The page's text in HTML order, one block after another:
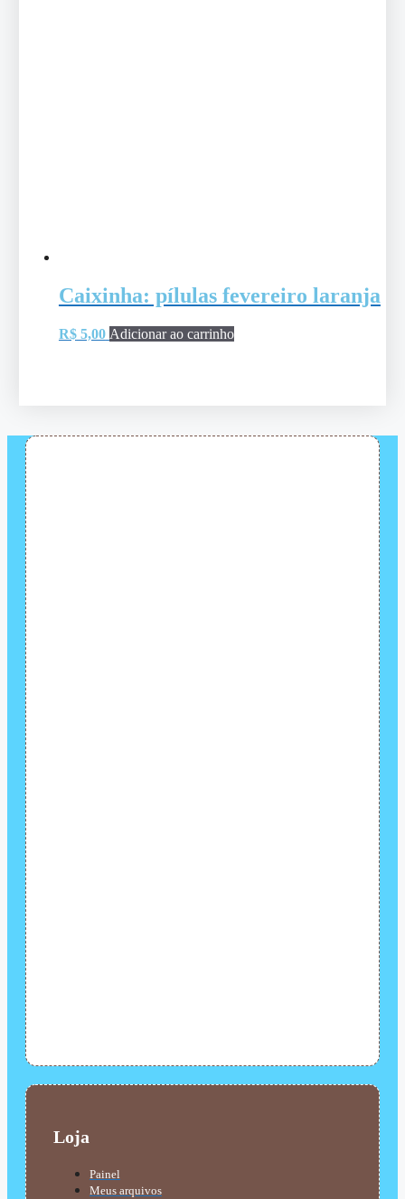
Caixinha: pílulas fevereiro laranja
R$5,00 Adicionar ao carrinho
Loja
Painel
Meus arquivos